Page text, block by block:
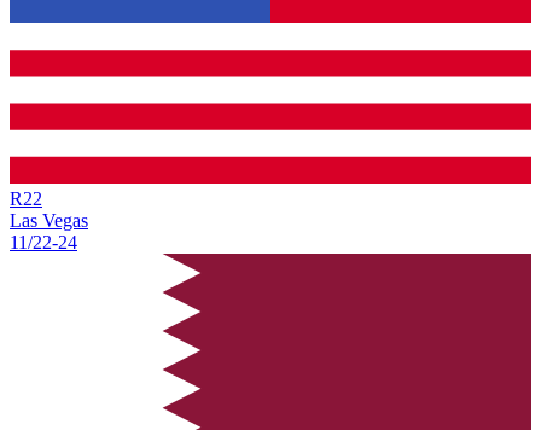
R22
Las Vegas
11/22-24